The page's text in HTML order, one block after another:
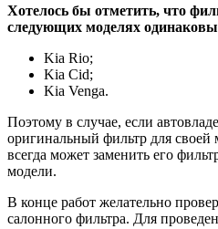
Хотелось бы отметить, что
следующих моделях
Kia Rio;
Kia Cid;
Kia Venga.
Поэтому в случае, если
оригинальный фильтр для своей
всегда может заменить его
модели.
В конце работ желательно
салонного фильтра. Для